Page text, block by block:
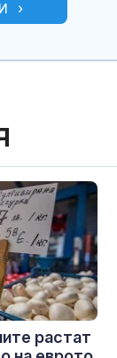
растат